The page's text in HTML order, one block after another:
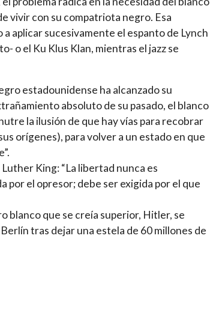
vivir con su compatriota negro. Esa
a aplicar sucesivamente el espanto de Lynch
o el Ku Klus Klan, mientras el jazz se
estadounidense ha alcanzado su
absoluto de su pasado, el blanco
la ilusión de que hay vías para recobrar
orígenes), para volver a un estado en que
King: “La libertad nunca es
el opresor; debe ser exigida por el que
blanco que se creía superior, Hitler, se
tras dejar una estela de 60 millones de